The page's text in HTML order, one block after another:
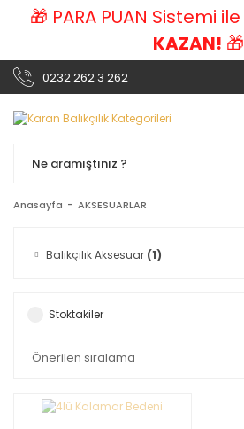
🎁 PARA PUAN Sistemi ile
KAZAN! 🎁
0232 262 3 262
Anasayfa AKSESUARLAR
Balıkçılık Aksesuar (1)
Stoktakiler